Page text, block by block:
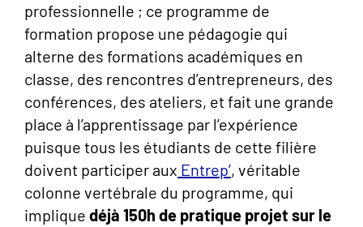
professionnelle ; ce programme de
formation propose une pédagogie qui
alterne des formations académiques en
classe, des rencontres d’entrepreneurs, des
conférences, des ateliers, et fait une grande
place à l’apprentissage par l’expérience
puisque tous les étudiants de cette filière
doivent participer aux Entrep’, véritable
colonne vertébrale du programme, qui
implique déjà 150h de pratique projet sur le